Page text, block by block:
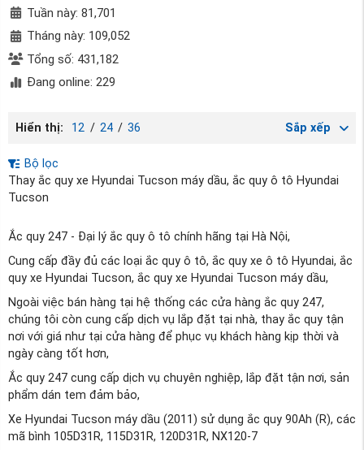
Tuần này: 81,701
Tháng này: 109,052
Tổng số: 431,182
Đang online: 229
Hiển thị: 12 / 24 / 36 Sắp xếp
Bộ lọc
Thay ắc quy xe Hyundai Tucson máy dầu, ắc quy ô tô Hyundai
Tucson
Ắc quy 247 - Đại lý ắc quy ô tô chính hãng tại Hà Nội,
Cung cấp đầy đủ các loại ắc quy ô tô, ắc quy xe ô tô Hyundai, ắc
quy xe Hyundai Tucson, ắc quy xe Hyundai Tucson máy dầu,
Ngoài việc bán hàng tại hệ thống các cửa hàng ắc quy 247,
chúng tôi còn cung cấp dịch vụ lắp đặt tại nhà, thay ắc quy tận
nơi với giá như tại cửa hàng để phục vụ khách hàng kịp thời và
ngày càng tốt hơn,
Ắc quy 247 cung cấp dịch vụ chuyên nghiệp, lắp đặt tận nơi, sản
phẩm dán tem đảm bảo,
Xe Hyundai Tucson máy dầu (2011) sử dụng ắc quy 90Ah (R), các
mã bình 105D31R, 115D31R, 120D31R, NX120-7